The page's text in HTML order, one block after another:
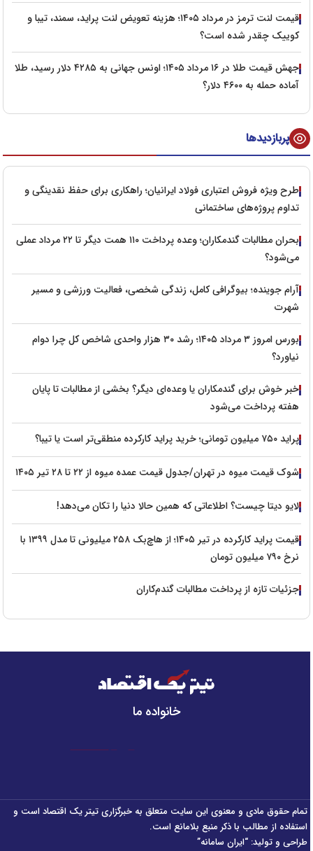
قیمت لنت ترمز در مرداد ۱۴۰۵؛ هزینه تعویض لنت پراید، سمند، تیبا و
کوییک چقدر شده است؟
جهش قیمت طلا در ۱۶ مرداد ۱۴۰۵؛ اونس جهانی به ۴۲۸۵ دلار رسید، طلا
آماده حمله به ۴۶۰۰ دلار؟
پربازدیدها
طرح ویژه فروش اعتباری فولاد ایرانیان؛ راهکاری برای حفظ نقدینگی و
تداوم پروژه‌های ساختمانی
بحران مطالبات گندمکاران؛ وعده پرداخت ۱۱۰ همت دیگر تا ۲۲ مرداد عملی
می‌شود؟
آرام جوینده؛ بیوگرافی کامل، زندگی شخصی، فعالیت ورزشی و مسیر
شهرت
بورس امروز ۳ مرداد ۱۴۰۵؛ رشد ۳۰ هزار واحدی شاخص کل چرا دوام
نیاورد؟
خبر خوش برای گندمکاران یا وعده‌ای دیگر؟ بخشی از مطالبات تا پایان
هفته پرداخت می‌شود
پراید ۷۵۰ میلیون تومانی؛ خرید پراید کارکرده منطقی‌تر است یا تیبا؟
شوک قیمت میوه در تهران/جدول قیمت عمده میوه از ۲۲ تا ۲۸ تیر ۱۴۰۵
لایو دیتا چیست؟ اطلاعاتی که همین حالا دنیا را تکان می‌دهد!
قیمت پراید کارکرده در تیر ۱۴۰۵؛ از هاچ‌بک ۲۵۸ میلیونی تا مدل ۱۳۹۹ با
نرخ ۷۹۰ میلیون تومان
جزئیات تازه از پرداخت مطالبات گندم‌کاران
خانواده ما
تمام حقوق مادی و معنوی این سایت متعلق به خبرگزاری تیتر یک اقتصاد است و
استفاده از مطالب با ذکر منبع بلامانع است.
طراحی و تولید: “ایران سامانه”